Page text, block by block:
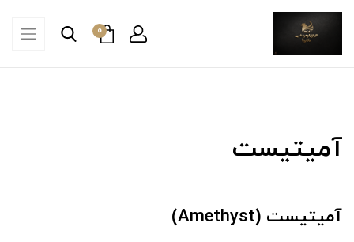
0
آمیتیست
آمیتیست (Amethyst)